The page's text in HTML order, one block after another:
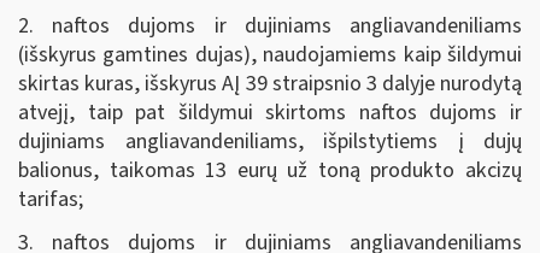
2. naftos dujoms ir dujiniams angliavandeniliams
(išskyrus gamtines dujas), naudojamiems kaip šildymui
skirtas kuras, išskyrus AĮ 39 straipsnio 3 dalyje nurodytą
atvejį, taip pat šildymui skirtoms naftos dujoms ir
dujiniams angliavandeniliams, išpilstytiems į dujų
balionus, taikomas 13 eurų už toną produkto akcizų
tarifas;
3. naftos dujoms ir dujiniams angliavandeniliams